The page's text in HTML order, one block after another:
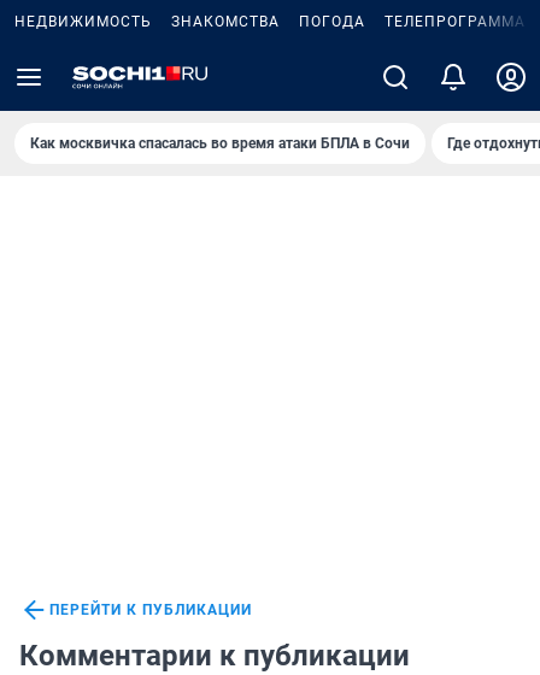
НЕДВИЖИМОСТЬ ЗНАКОМСТВА ПОГОДА ТЕЛЕПРОГРАММА
Как москвичка спасалась во время атаки БПЛА в Сочи Где
ПЕРЕЙТИ К ПУБЛИКАЦИИ
Комментарии к публикации